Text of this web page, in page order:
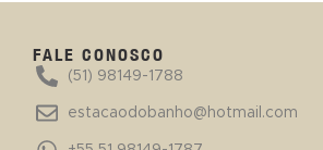
FALE CONOSCO
(51) 98149-1788
estacaodobanho@hotmail.com